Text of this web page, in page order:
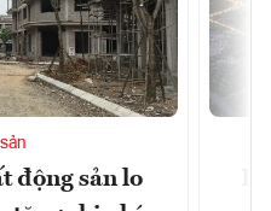
động sản lo